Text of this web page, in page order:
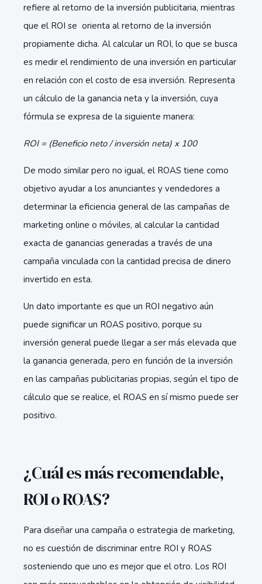
refiere al retorno de la inversión publicitaria, mientras
que el ROI se orienta al retorno de la inversión
propiamente dicha. Al calcular un ROI, lo que se busca
es medir el rendimiento de una inversión en particular
en relación con el costo de esa inversión. Representa
un cálculo de la ganancia neta y la inversión, cuya
fórmula se expresa de la siguiente manera:
ROI = (Beneficio neto / inversión neta) x 100
De modo similar pero no igual, el ROAS tiene como
objetivo ayudar a los anunciantes y vendedores a
determinar la eficiencia general de las campañas de
marketing online o móviles, al calcular la cantidad
exacta de ganancias generadas a través de una
campaña vinculada con la cantidad precisa de dinero
invertido en esta.
Un dato importante es que un ROI negativo aún
puede significar un ROAS positivo, porque su
inversión general puede llegar a ser más elevada que
la ganancia generada, pero en función de la inversión
en las campañas publicitarias propias, según el tipo de
cálculo que se realice, el ROAS en sí mismo puede ser
positivo.
¿Cuál es más recomendable,
ROI o ROAS?
Para diseñar una campaña o estrategia de marketing,
no es cuestión de discriminar entre ROI y ROAS
sosteniendo que uno es mejor que el otro. Los ROI